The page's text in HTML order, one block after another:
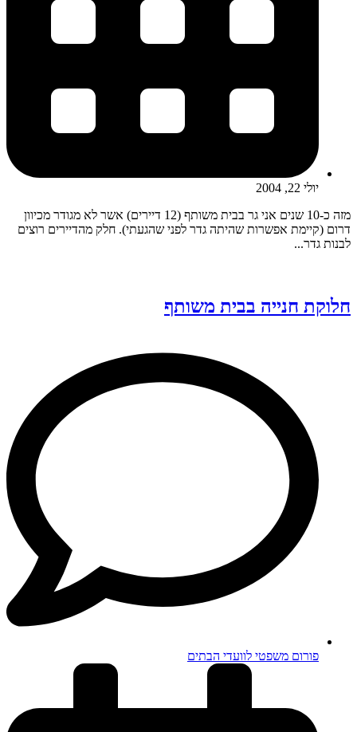
יולי 22, 2004
מזה כ-10 שנים אני גר בבית משותף (12 דיירים) אשר לא מגודר מכיוון
דרום (קיימת אפשרות שהיתה גדר לפני שהגעתי). חלק מהדיירים רוצים
לבנות גדר...
חלוקת חנייה בבית משותף
פורום משפטי לוועדי הבתים